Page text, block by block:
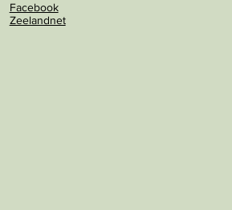
Facebook
Zeelandnet